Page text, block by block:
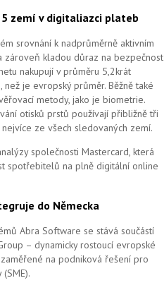
5 zemí v digitaliazci plateb
srovnání k nadprůměrně aktivním
zároveň kladou důraz na bezpečnost
nakupují v průměru 5,2krát
než je evropský průměr. Běžně také
metody, jako je biometrie.
otisků prstů používají přibližně tři
ze všech sledovaných zemí.
společnosti Mastercard, která
spotřebitelů na plně digitální online
do Německa
Abra Software se stává součástí
– dynamicky rostoucí evropské
na podniková řešení pro